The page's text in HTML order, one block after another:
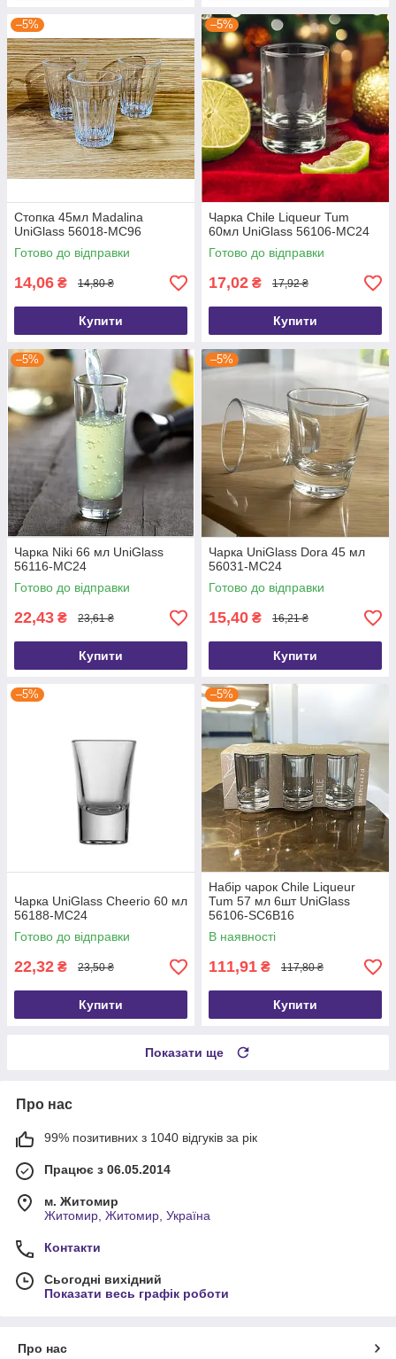
–5%
Стопка 45мл Madalina
UniGlass 56018-MC96
Готово до відправки
14,06 ₴ 14,80 ₴
Купити
–5%
Чарка Chile Liqueur Tum
60мл UniGlass 56106-МС24
Готово до відправки
17,02 ₴ 17,92 ₴
Купити
–5%
Чарка Niki 66 мл UniGlass
56116-MC24
Готово до відправки
22,43 ₴ 23,61 ₴
Купити
–5%
Чарка UniGlass Dora 45 мл
56031-МС24
Готово до відправки
15,40 ₴ 16,21 ₴
Купити
–5%
Чарка UniGlass Cheerio 60 мл
56188-МС24
Готово до відправки
22,32 ₴ 23,50 ₴
Купити
–5%
Набір чарок Chile Liqueur
Tum 57 мл 6шт UniGlass
56106-SC6B16
В наявності
111,91 ₴ 117,80 ₴
Купити
Показати ще
Про нас
99% позитивних з 1040 відгуків за рік
Працює з 06.05.2014
м. Житомир
Житомир, Житомир, Україна
Контакти
Сьогодні вихідний
Показати весь графік роботи
Про нас